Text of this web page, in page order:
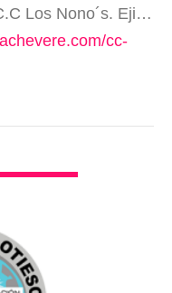
Ejido - Edo. Mérida. Venezuela
cc-